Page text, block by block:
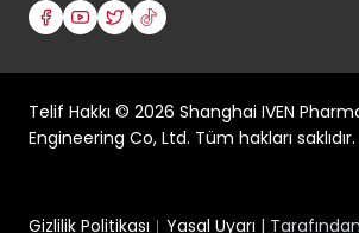
Telif Hakkı © 2026 Shanghai IVEN
Engineering Co, Ltd. Tüm hakları saklıdır.
Gizlilik Politikası ︱ Yasal Uyarı |